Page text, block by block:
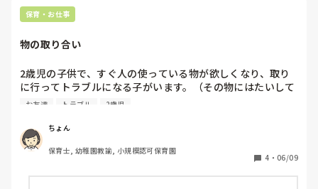
保育・お仕事
物の取り合い
2歳児の子供で、すぐ人の使っている物が欲しくなり、取り
に行ってトラブルになる子がいます。（その物にはたいして
興味がない）
かえないよと話をしています。
お友達 トラブル 2歳児
ちょん
保育士, 幼稚園教諭, 小規模認可保育園
4 ・ 06/09